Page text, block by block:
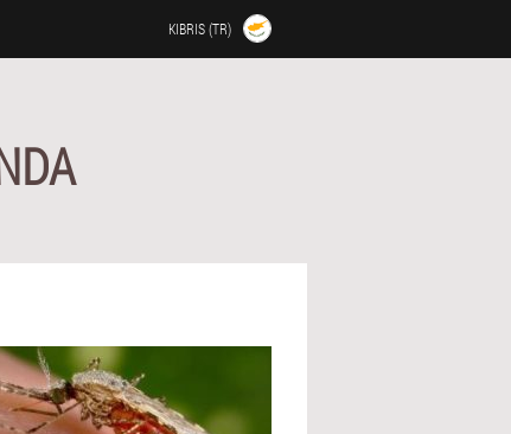
KIBRIS (TR)